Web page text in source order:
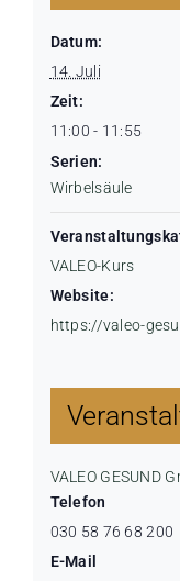
Datum:
14. Juli
Zeit:
11:00 - 11:55
Serien:
Wirbelsäule
VALEO-Kurs
Website:
https://valeo-
VALEO GESUND
Telefon
030 58 76 68 200
E-Mail